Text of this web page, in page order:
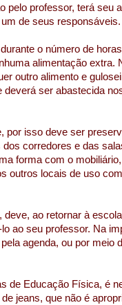
pelo professor, terá seu
de seus responsáveis.
o número de
alimentação extra.
outro alimento e
ser abastecida
por isso deve ser
corredores e das
forma com o
outros locais de uso
ao retornar à
ao seu professor. Na
agenda, ou por meio
de Educação Física, é
jeans, que não é